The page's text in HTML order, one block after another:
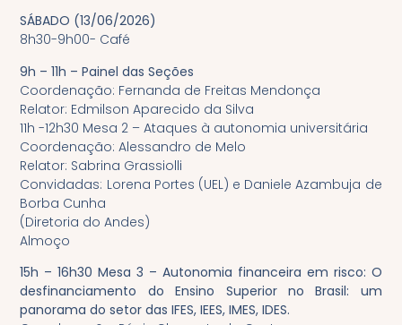
SÁBADO (13/06/2026)
8h30-9h00- Café
9h – 11h – Painel das Seções
Coordenação: Fernanda de Freitas Mendonça
Relator: Edmilson Aparecido da Silva
11h -12h30 Mesa 2 – Ataques à autonomia universitária
Coordenação: Alessandro de Melo
Relator: Sabrina Grassiolli
Convidadas: Lorena Portes (UEL) e Daniele Azambuja de
Borba Cunha
(Diretoria do Andes)
Almoço
15h – 16h30 Mesa 3 – Autonomia financeira em risco: O
desfinanciamento do Ensino Superior no Brasil: um
panorama do setor das IFES, IEES, IMES, IDES.